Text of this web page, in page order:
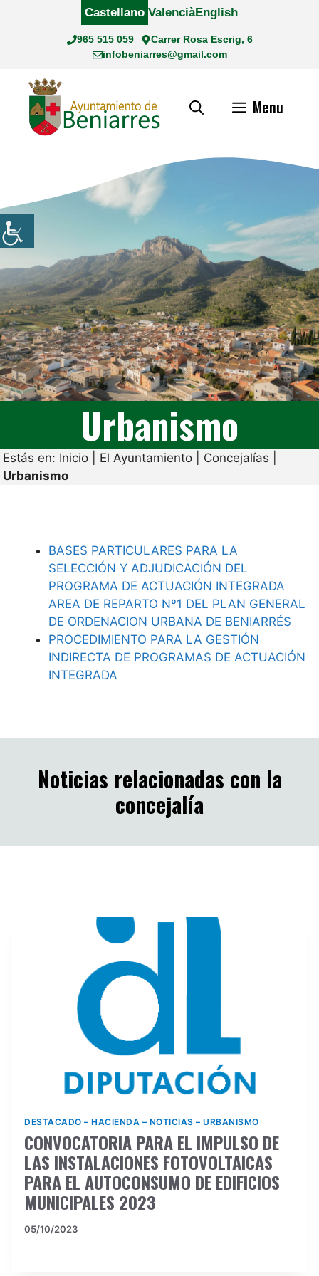
965 515 059
Carrer Rosa Escrig, 6
infobeniarres@gmail.com
Castellano ValenciàEnglish
Menu
Urbanismo
Estás en: Inicio El Ayuntamiento Concejalías
Urbanismo
BASES PARTICULARES PARA LA
SELECCIÓN Y ADJUDICACIÓN DEL
PROGRAMA DE ACTUACIÓN INTEGRADA
AREA DE REPARTO Nº1 DEL PLAN GENERAL
DE ORDENACION URBANA DE BENIARRÉS
PROCEDIMIENTO PARA LA GESTIÓN
INDIRECTA DE PROGRAMAS DE ACTUACIÓN
INTEGRADA
Noticias relacionadas con la
concejalía
DESTACADO – HACIENDA – NOTICIAS – URBANISMO
CONVOCATORIA PARA EL IMPULSO DE
LAS INSTALACIONES FOTOVOLTAICAS
PARA EL AUTOCONSUMO DE EDIFICIOS
MUNICIPALES 2023
05/10/2023